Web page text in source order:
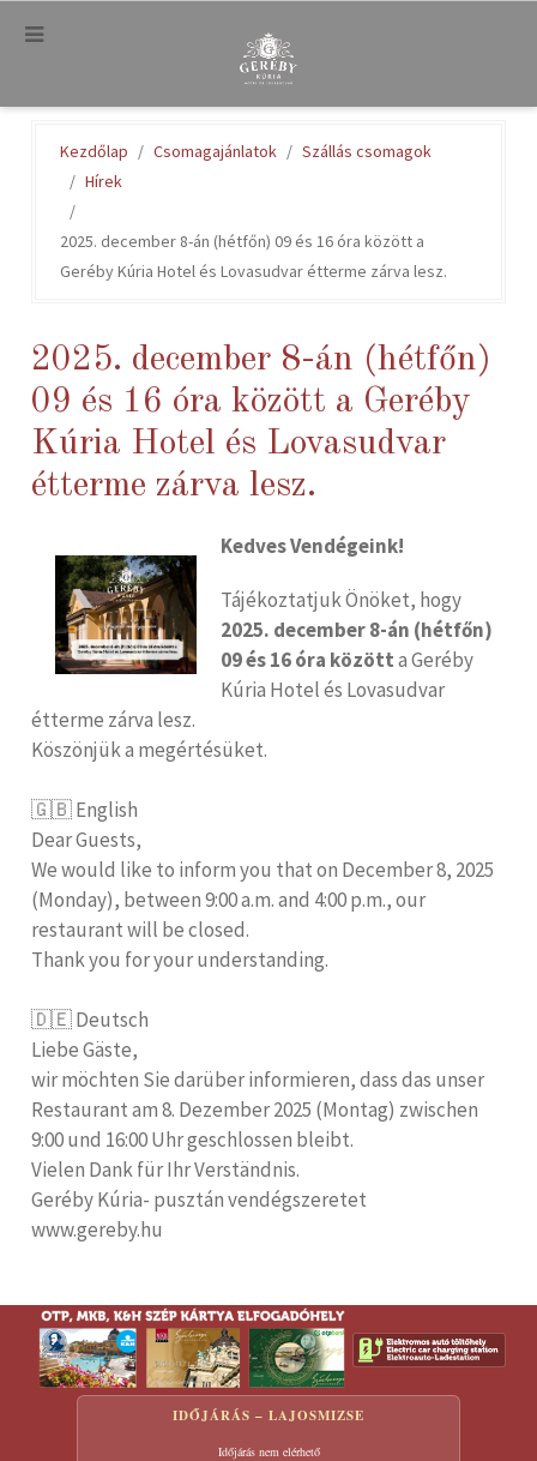
.
Kezdőlap Csomagajánlatok
Szállás csomagok
Hírek
2025. december 8-án (hétfőn) 09 és 16 óra között a
Geréby Kúria Hotel és Lovasudvar étterme zárva lesz.
2025. december 8-án (hétfőn)
09 és 16 óra között a Geréby
Kúria Hotel és Lovasudvar
étterme zárva lesz.
Kedves Vendégeink!
Tájékoztatjuk Önöket, hogy
2025. december 8-án (hétfőn)
09 és 16 óra közötta Geréby
Kúria Hotel és Lovasudvar
étterme zárva lesz.
Köszönjük a megértésüket.
🇬🇧 English
Dear Guests,
We would like to inform you that on December 8, 2025
(Monday), between 9:00 a.m. and 4:00 p.m., our
restaurant will be closed.
Thank you for your understanding.
🇩🇪 Deutsch
Liebe Gäste,
wir möchten Sie darüber informieren, dass das unser
Restaurant am 8. Dezember 2025 (Montag) zwischen
9:00 und 16:00 Uhr geschlossen bleibt.
Vielen Dank für Ihr Verständnis.
Geréby Kúria- pusztán vendégszeretet
www.gereby.hu
IDŐJÁRÁS – LAJOSMIZSE
Időjárás nem elérhető